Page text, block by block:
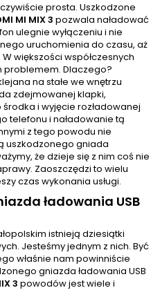
prosta. Uszkodzone
MI MIX 3 pozwala naładować
ulegnie wyłączeniu i nie
uruchomienia do czasu, aż
większości współczesnych
problemem. Dlaczego?
na stałe we wnętrzu
zdejmowanej klapki,
i wyjęcie rozładowanej
telefonu i naładowanie tą
z tego powodu nie
uszkodzonego gniada
że dzieje się z nim coś nie
Zaoszczędzi to wielu
czas wykonania usługi.
ładowania USB
istnieją dziesiątki
Jesteśmy jednym z nich. Być
właśnie nam powinniście
gniazda ładowania USB
3 powodów jest wiele i